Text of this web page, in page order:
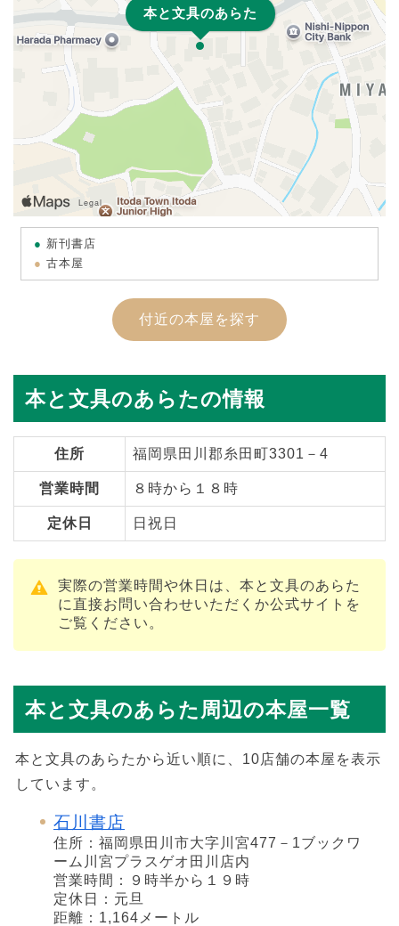
本と文具のあらた
新刊書店
古本屋
付近の本屋を探す
本と文具のあらたの情報
住所 福岡県田川郡糸田町3301－4
営業時間 ８時から１８時
定休日 日祝日
実際の営業時間や休日は、本と文具のあらた
に直接お問い合わせいただくか公式サイトを
ご覧ください。
本と文具のあらた周辺の本屋一覧
本と文具のあらたから近い順に、10店舗の本屋を表示
しています。
石川書店
住所：福岡県田川市大字川宮477－1ブックワ
ーム川宮プラスゲオ田川店内
営業時間：９時半から１９時
定休日：元旦
距離：1,164メートル